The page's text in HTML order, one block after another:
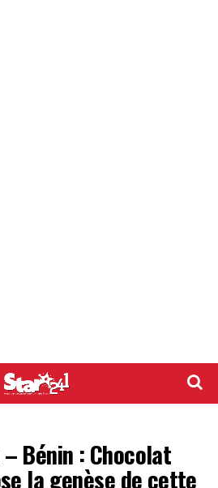
– Bénin : Chocolat
la genèse de cette